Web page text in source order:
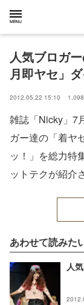
人気ブロガ
月即ヤセ」
2012.05.22 15:10
雑誌「Nicky」7
ガー達の「着ヤ
ッ！」を総力特
ットテクが紹介
あわせて読みた
人